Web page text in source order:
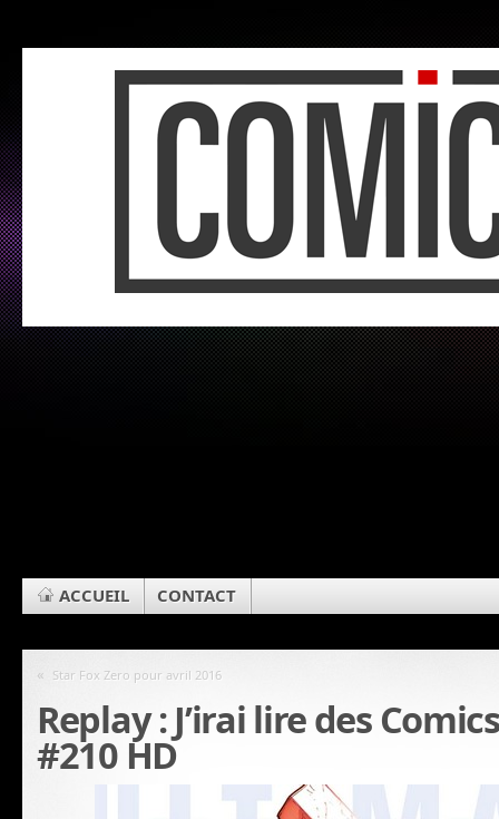
ACCUEIL CONTACT
« Star Fox Zero pour avril 2016
Replay : J’irai lire des
#210 HD